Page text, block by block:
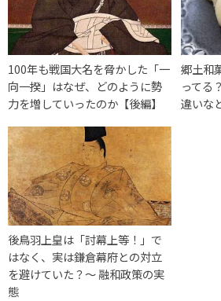
100年も戦国大名を脅かした「一
向一揆」はなぜ、どのように勢
力を増していったのか【後編】
郷土和
ってる
違いな
後鳥羽上皇は「討幕上等！」で
はなく、実は鎌倉幕府との対立
を避けていた？〜 融和政策の実
態